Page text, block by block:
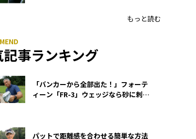
もっと読む
記事ランキング
「バンカーから全部出た！」フォーテ
ィーン「FR-3」ウェッジなら砂に刺さ
パットで距離感を合わせる簡単な方法